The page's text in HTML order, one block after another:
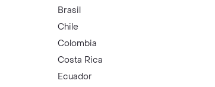
Brasil
Chile
Colombia
Costa Rica
Ecuador